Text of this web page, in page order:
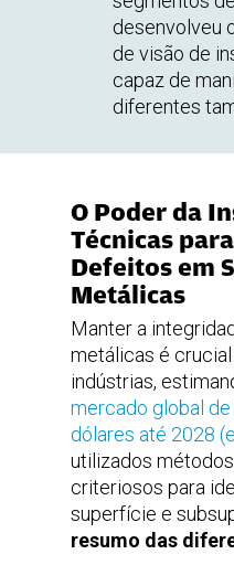
desenvolveu
de visão de
capaz de
diferentes
O Poder da
Técnicas
Defeitos em
Metálicas
Manter a
metálicas é
indústrias,
mercado global
dólares até 2028
utilizados
criteriosos para
superfície e
resumo das